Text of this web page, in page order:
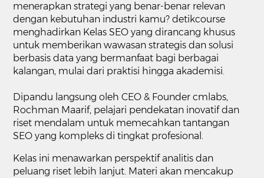
menerapkan strategi yang benar-benar relevan
dengan kebutuhan industri kamu? detikcourse
menghadirkan Kelas SEO yang dirancang khusus
untuk memberikan wawasan strategis dan solusi
berbasis data yang bermanfaat bagi berbagai
kalangan, mulai dari praktisi hingga akademisi.
Dipandu langsung oleh CEO & Founder cmlabs,
Rochman Maarif, pelajari pendekatan inovatif dan
riset mendalam untuk memecahkan tantangan
SEO yang kompleks di tingkat profesional.
Kelas ini menawarkan perspektif analitis dan
peluang riset lebih lanjut. Materi akan mencakup